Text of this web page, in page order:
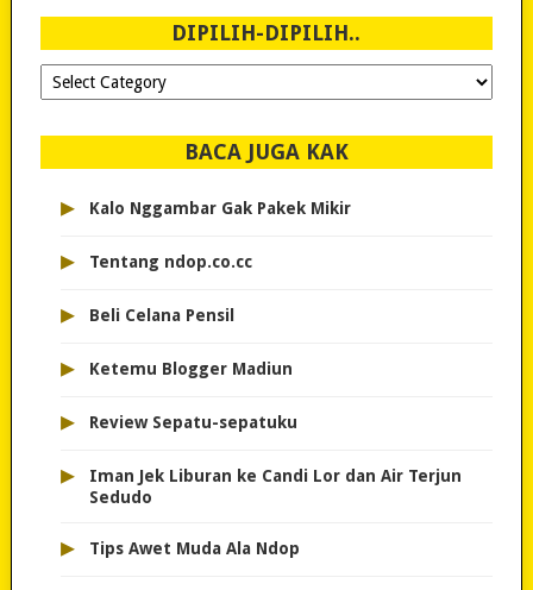
DIPILIH-DIPILIH..
Dipilih-
dipilih..
BACA JUGA KAK
▸ Kalo Nggambar Gak Pakek Mikir
▸ Tentang ndop.co.cc
▸ Beli Celana Pensil
▸ Ketemu Blogger Madiun
▸ Review Sepatu-sepatuku
▸
Iman Jek Liburan ke Candi Lor dan Air Terjun
Sedudo
▸ Tips Awet Muda Ala Ndop